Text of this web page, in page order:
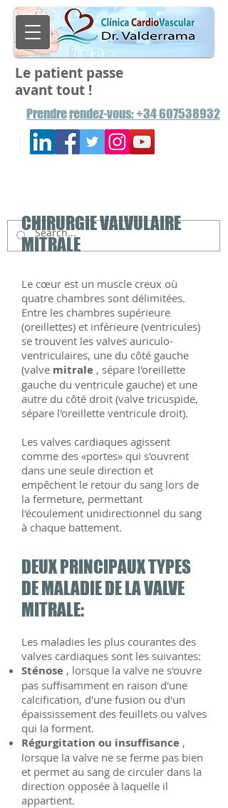
Le patient passe
avant tout !
Prendrerendez-vous: +34 607538932
CHIRURGIE VALVULAIRE
MITRALE
Le cœur est un muscle creux où
quatre chambres sont délimitées.
Entre les chambres supérieure
(oreillettes) et inférieure (ventricules)
se trouvent les valves auriculo-
ventriculaires, une du côté gauche
(valve mitrale , sépare l'oreillette
gauche du ventricule gauche) et une
autre du côté droit (valve tricuspide,
sépare l'oreillette ventricule droit).
Les valves cardiaques agissent
comme des «portes» qui s'ouvrent
dans une seule direction et
empêchent le retour du sang lors de
la fermeture, permettant
l'écoulement unidirectionnel du sang
à chaque battement.
DEUX PRINCIPAUX TYPES
DE MALADIE DE LA VALVE
MITRALE:
Les maladies les plus courantes des
valves cardiaques sont les suivantes:
Sténose , lorsque la valve ne s'ouvre
pas suffisamment en raison d'une
calcification, d'une fusion ou d'un
épaississement des feuillets ou valves
qui la forment.
Régurgitation ou insuffisance ,
lorsque la valve ne se ferme pas bien
et permet au sang de circuler dans la
direction opposée à laquelle il
appartient.